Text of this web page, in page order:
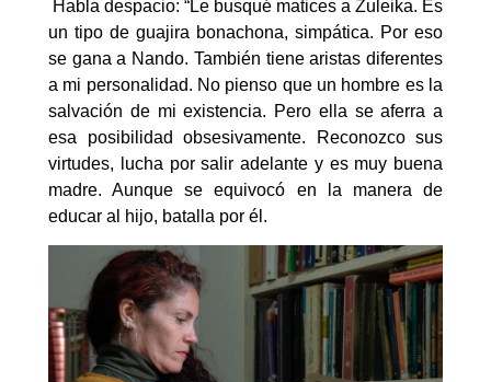
Habla despacio: “Le busqué matices a Zuleika. Es
un tipo de guajira bonachona, simpática. Por eso
se gana a Nando. También tiene aristas diferentes
a mi personalidad. No pienso que un hombre es la
salvación de mi existencia. Pero ella se aferra a
esa posibilidad obsesivamente. Reconozco sus
virtudes, lucha por salir adelante y es muy buena
madre. Aunque se equivocó en la manera de
educar al hijo, batalla por él.